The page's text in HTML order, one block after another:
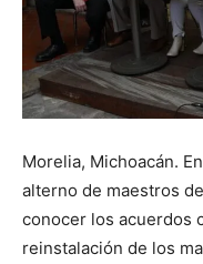
Morelia, Michoacán.
alterno de maestros
conocer los acuerdos
reinstalación de los